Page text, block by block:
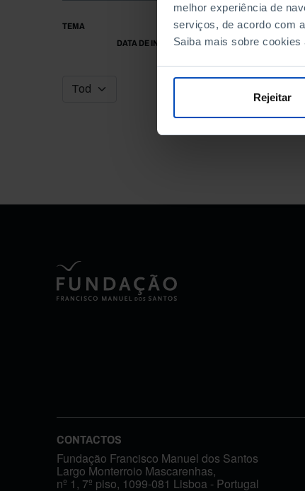
melhor experiência de
serviços, de acordo com
Saiba mais sobre
Rejeitar
TEMA
DATA DE INÍCIO
CONTACTOS
Fundação Francisco Manuel dos Santos
Largo Monterroio Mascarenhas,
nº 1, 7º piso, 1099-081 Lisboa - Portugal